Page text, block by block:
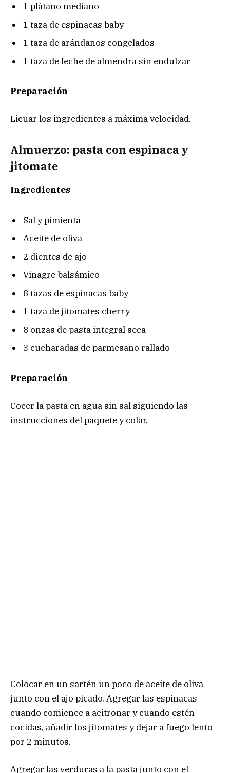
1 plátano mediano
1 taza de espinacas baby
1 taza de arándanos congelados
1 taza de leche de almendra sin endulzar
Preparación
Licuar los ingredientes a máxima velocidad.
Almuerzo: pasta con espinaca y
jitomate
Ingredientes
Sal y pimienta
Aceite de oliva
2 dientes de ajo
Vinagre balsámico
8 tazas de espinacas baby
1 taza de jitomates cherry
8 onzas de pasta integral seca
3 cucharadas de parmesano rallado
Preparación
Cocer la pasta en agua sin sal siguiendo las
instrucciones del paquete y colar.
Colocar en un sartén un poco de aceite de oliva
junto con el ajo picado. Agregar las espinacas
cuando comience a acitronar y cuando estén
cocidas, añadir los jitomates y dejar a fuego lento
por 2 minutos.
Agregar las verduras a la pasta junto con el